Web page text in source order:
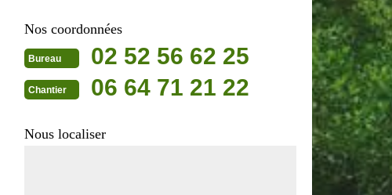
Nos coordonnées
Bureau 02 52 56 62 25
Chantier 06 64 71 21 22
Nous localiser